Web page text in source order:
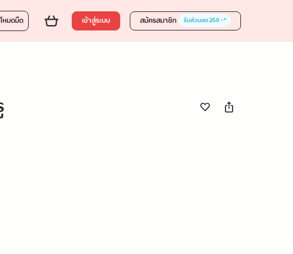
โหมดมืด เข้าสู่ระบบ สมัครสมาชิก รับส่วนลด 250.-*
ท -25 % 365.00
ส่งของขวัญ ใส่ตะกร้า ซื้อเลย